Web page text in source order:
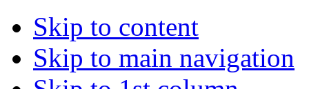
Skip to content
Skip to main navigation